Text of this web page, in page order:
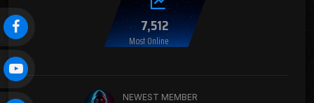
7,512
Most Online
NEWEST MEMBER